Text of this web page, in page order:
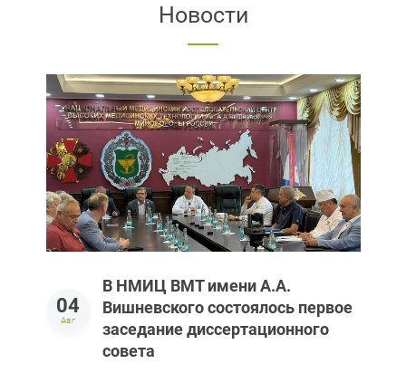
Новости
04
Авг
В НМИЦ ВМТ имени А.А.
Вишневского состоялось первое
заседание диссертационного
совета